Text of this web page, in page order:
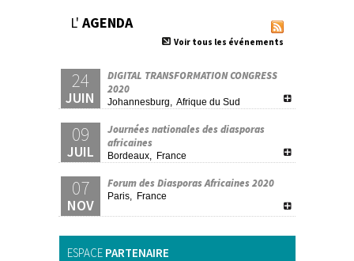
L' AGENDA
Voir tous les événements
24
JUIN
DIGITAL TRANSFORMATION CONGRESS
2020
Johannesburg, Afrique du Sud
09
JUIL
Journées nationales des diasporas
africaines
Bordeaux, France
07
NOV
Forum des Diasporas Africaines 2020
Paris, France
ESPACE PARTENAIRE